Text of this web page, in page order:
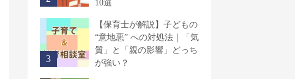
10選
【保育士が解説】子どもの
“意地悪” への対処法｜「気
質」と「親の影響」どっち
が強い？